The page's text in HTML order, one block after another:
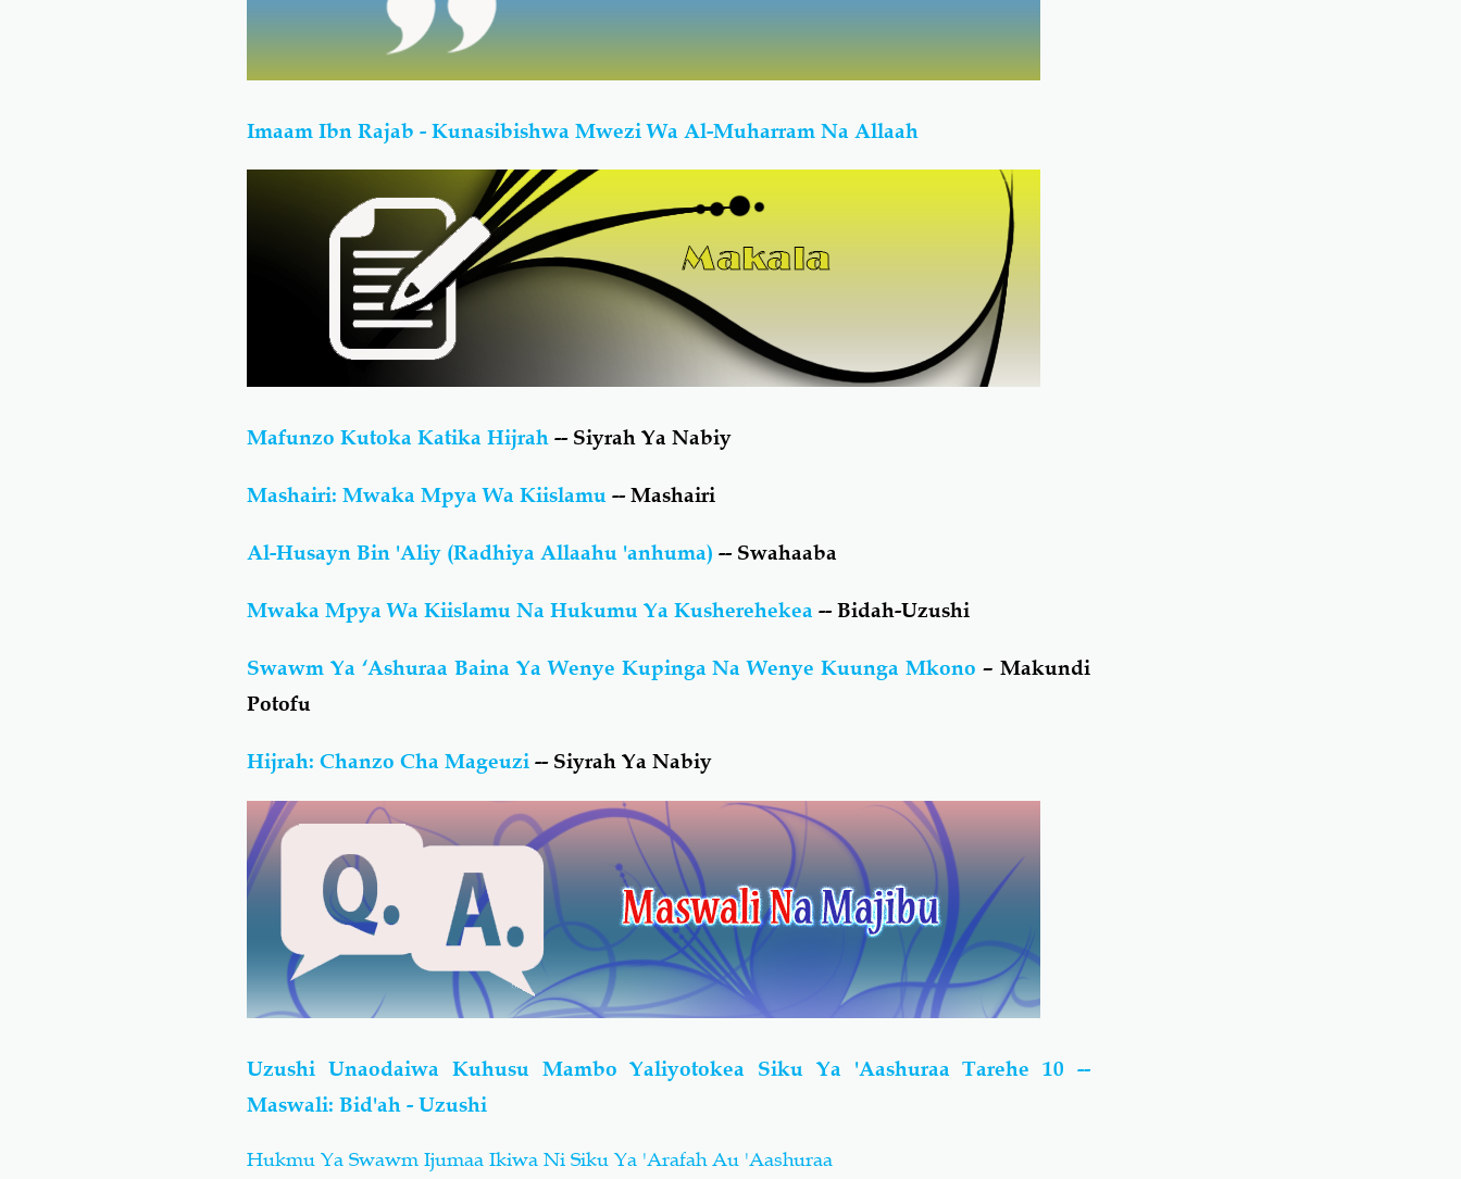
Imaam Ibn Rajab - Kunasibishwa Mwezi Wa Al-Muharram Na Allaah
Mafunzo Kutoka Katika Hijrah -- Siyrah Ya Nabiy
Mashairi: Mwaka Mpya Wa Kiislamu -- Mashairi
Al-Husayn Bin 'Aliy (Radhiya Allaahu 'anhuma) -- Swahaaba
Mwaka Mpya Wa Kiislamu Na Hukumu Ya Kusherehekea -- Bidah-Uzushi
Swawm Ya ‘Ashuraa Baina Ya Wenye Kupinga Na Wenye Kuunga Mkono – Makundi
Potofu
Hijrah: Chanzo Cha Mageuzi -- Siyrah Ya Nabiy
Uzushi Unaodaiwa Kuhusu Mambo Yaliyotokea Siku Ya 'Aashuraa Tarehe 10 --
Maswali: Bid'ah - Uzushi
Hukmu Ya Swawm Ijumaa Ikiwa Ni Siku Ya 'Arafah Au 'Aashuraa